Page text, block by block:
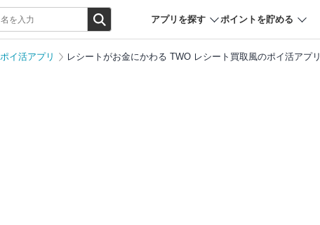
アプリを探す ポイントを貯める
イ活アプリ レシートがお金にかわる TWO レシート買取風のポイ活アプリ